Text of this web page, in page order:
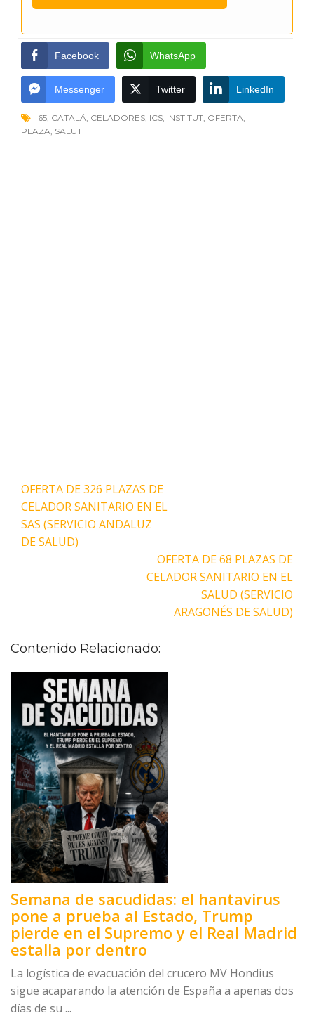
Facebook WhatsApp
Messenger Twitter LinkedIn
65, CATALÁ, CELADORES, ICS, INSTITUT, OFERTA,
PLAZA, SALUT
Navegación
de
entradas
OFERTA DE 326 PLAZAS DE
CELADOR SANITARIO EN EL
SAS (SERVICIO ANDALUZ
DE SALUD)
OFERTA DE 68 PLAZAS DE
CELADOR SANITARIO EN EL
SALUD (SERVICIO
ARAGONÉS DE SALUD)
Contenido Relacionado:
Semana de sacudidas: el hantavirus
pone a prueba al Estado, Trump
pierde en el Supremo y el Real Madrid
estalla por dentro
La logística de evacuación del crucero MV Hondius
sigue acaparando la atención de España a apenas dos
días de su ...